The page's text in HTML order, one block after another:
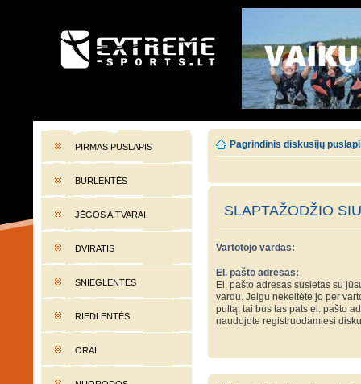
EXTREME-SPORTS.LT
PIRMAS PUSLAPIS
BURLENTĖS
JĖGOS AITVARAI
DVIRATIS
SNIEGLENTĖS
RIEDLENTĖS
ORAI
Pagrindinis diskusijų
SLAPTAŽODŽIO
Vartotojo vardas:
El. pašto adresas:
El. pašto adresas susietas su
vardu. Jeigu nekeitėte jo per
pultą, tai bus tas pats el. pašto
naudojote registruodamiesi